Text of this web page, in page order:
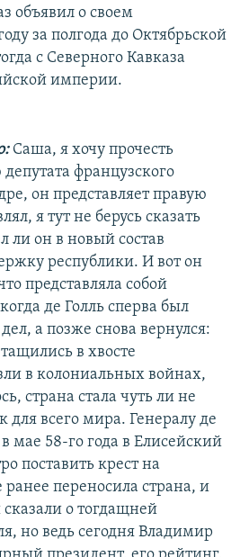
объявил о своем
за полгода до Октябрьской
с Северного Кавказа
империи.
Саша, я хочу прочесть
французского
он представляет правую
я тут не берусь сказать
ли он в новый состав
республики. И вот он
представляла собой
де Голль сперва был
а позже снова вернулся:
в хвосте
в колониальных войнах,
страна стала чуть ли не
всего мира. Генералу де
58-го года в Елисейский
поставить крест на
переносила страна, и
о тогдащней
но ведь сегодня Владимир